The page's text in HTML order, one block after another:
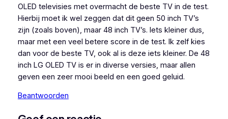
OLED televisies met overmacht de beste TV in de test.
Hierbij moet ik wel zeggen dat dit geen 50 inch TV’s
zijn (zoals boven), maar 48 inch TV’s. Iets kleiner dus,
maar met een veel betere score in de test. Ik zelf kies
dan voor de beste TV, ook al is deze iets kleiner. De 48
inch LG OLED TV is er in diverse versies, maar allen
geven een zeer mooi beeld en een goed geluid.
Beantwoorden